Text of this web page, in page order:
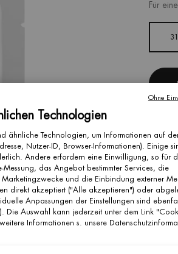
Für
Technologien
ähnliche Technologien, um Informationen auf
Nutzer-ID, Browser-Informationen). Einige
Andere erfordern eine Einwilligung, so für
das Angebot bestimmter Services, die
und die Einbindung externer
direkt akzeptiert ("Alle akzeptieren") oder
Anpassungen der Einstellungen sind
Die Auswahl kann jederzeit unter dem Link
Informationen s. unsere
Ohne